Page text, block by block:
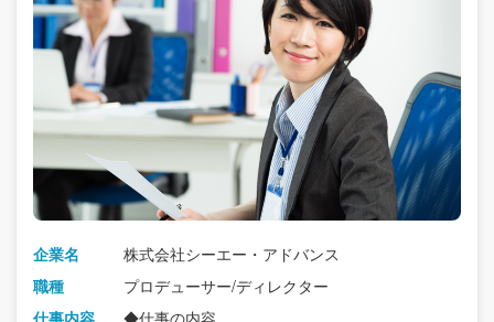
企業名
株式会社シーエー・アドバンス
職種
プロデューサー/ディレクター
仕事内容
◆仕事の内容